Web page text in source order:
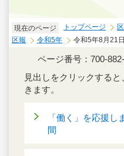
現在のページ トップページ
区報
令和5年 令和5年8月21
ページ番号：700-
見出しをクリックする
きます。
「働く」を応援し
間